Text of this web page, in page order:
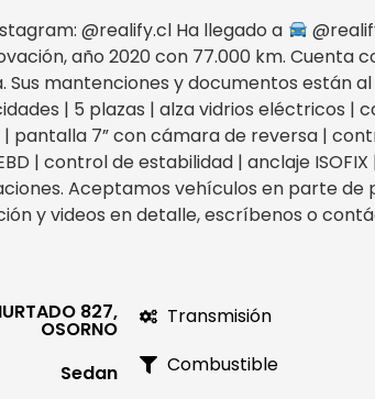
@realify.cl Ha llegado a
año 2020 con 77.000 km. Cuenta
Sus mantenciones y documentos están
| 5 plazas | alza vidrios eléctricos |
7” con cámara de reversa |
| control de estabilidad | anclaje
Aceptamos vehículos en parte de
y videos en detalle, escríbenos o
827,
OSORNO
Sedan
Transmisión
Combustible